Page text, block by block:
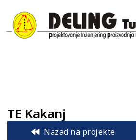
TE Kakanj
Nazad na projekte